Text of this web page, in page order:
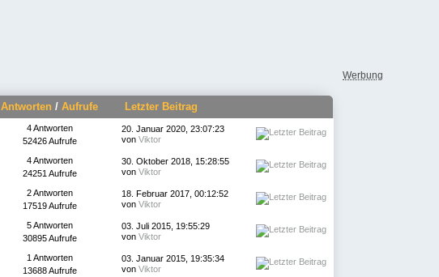
Antworten / Aufrufe
Letzter Beitrag
4 Antworten
52426 Aufrufe
20. Januar 2020, 23:07:23
von Viktor
4 Antworten
24251 Aufrufe
30. Oktober 2018, 15:28:55
von Viktor
2 Antworten
17519 Aufrufe
18. Februar 2017, 00:12:52
von Viktor
5 Antworten
30895 Aufrufe
03. Juli 2015, 19:55:29
von Viktor
1 Antworten
13688 Aufrufe
03. Januar 2015, 19:35:34
von Viktor
Werbung